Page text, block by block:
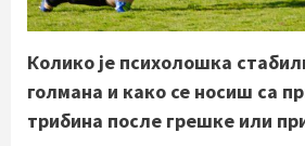
Колико је психолошка
голмана и како се носиш са
трибина после грешке или